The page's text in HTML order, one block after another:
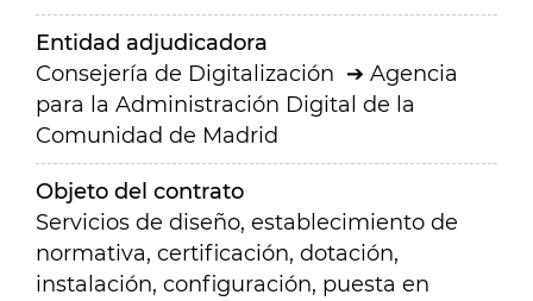
Entidad adjudicadora
Consejería de Digitalización
Agencia
para la Administración Digital de la
Comunidad de Madrid
Objeto del contrato
Servicios de diseño, establecimiento de
normativa, certificación, dotación,
instalación, configuración, puesta en